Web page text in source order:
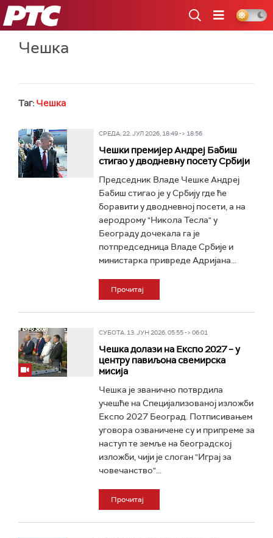
РТС
Чешка
Таг: Чешка
СРЕДА, 22. ЈУЛ 2026, 18:49 -> 18:56
Чешки премијер Андреј Бабиш
стигао у дводневну посету Србији
Председник Владе Чешке Андреј
Бабиш стигао је у Србију где ће
боравити у дводневној посети, а на
аеродрому "Никола Тесла" у
Београду дочекала га је
потпредседница Владе Србије и
министарка привреде Адријана...
Прочитај
СУБОТА, 13. ЈУН 2026, 05:55 -> 06:01
Чешка долази на Експо 2027 – у
центру павиљона свемирска
мисија
Чешка је званично потврдила
учешће на Специјализованој изложби
Експо 2027 Београд. Потписивањем
уговора озваничене су и припреме за
наступ те земље на београдској
изложби, чији је слоган "Играј за
човечанство"...
Прочитај